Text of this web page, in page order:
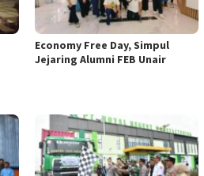
Economy Free Day, Simpul
Jejaring Alumni FEB Unair